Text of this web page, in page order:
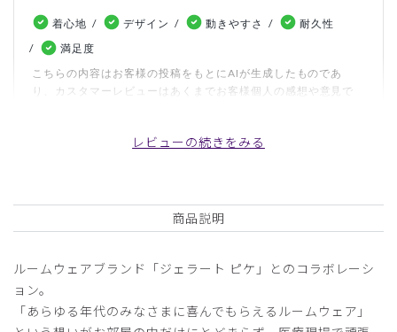
着心地 デザイン 動きやすさ
耐久性
満足度
こちらの内容はお客様の投稿をもとにAIが生成したものであ
り、カスタマーレビューはあくまでお客様個人の感想や意見で
MH様
2026-06-20
年齢:20代 身長:156-160cm 体重:45kg以下
レビューの続きをみる
商品説明
ルームウェアブランド「ジェラート ピケ」とのコラボレーシ
ョン。
「あらゆる年代のみなさまに喜んでもらえるルームウェア」